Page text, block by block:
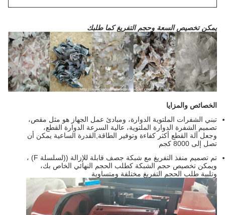
يمكن تخصيص السعة وحجم التفريغ كما طلبك
الخصائص والمزايا
تبني الشفرات الملتوية الدوارة، ومبادئ عمل الجهاز هو مثل مقص،
تصميم الشفرة الدوارة الملتوية، عالية السرعة الدوارة القطع،
وجعل آلة القطع أكثر كفاءة وتوفير الطاقة,القدرة الساعية يمكن أن
تصل إلى 8000 كجم
تم تصميم منفذ التفريغ مع شبكة جصف قابلة للإزالة ((لسلسلة F) ،
ويمكن تخصيص حجم الشبكة كطلب الحجم النهائي الخاص بك،
وتلبية طلب الحجم التفريغ مختلفة ومتساوية